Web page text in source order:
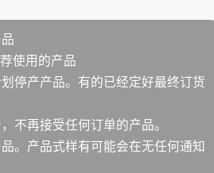
使用的产品
停产产品。有的已经定好最终订货
不再接受任何订单的产品。
。产品式样有可能会在无任何通知